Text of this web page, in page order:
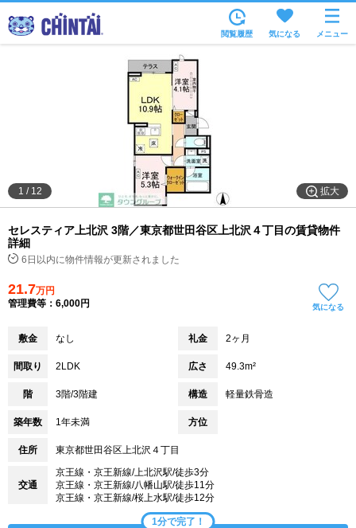
住所から
家賃相場から
通勤通学時間から
物件特集から
不動産会社から
TOP
閲覧履歴 気になる メニュー
拡大
1 / 12
セレスティア上北沢 3階／東京都世田谷区上北沢４丁目の賃貸物件
詳細
6日以内に物件情報が更新されました
21.7万円
管理費等：6,000円
気になる
敷金 なし 礼金 2ヶ月
間取り 2LDK 広さ 49.3m²
階 3階/3階建 構造 軽量鉄骨造
築年数 1年未満 方位
住所 東京都世田谷区上北沢４丁目
交通
京王線・京王新線/上北沢駅/徒歩3分
京王線・京王新線/八幡山駅/徒歩11分
京王線・京王新線/桜上水駅/徒歩12分
1分で完了！